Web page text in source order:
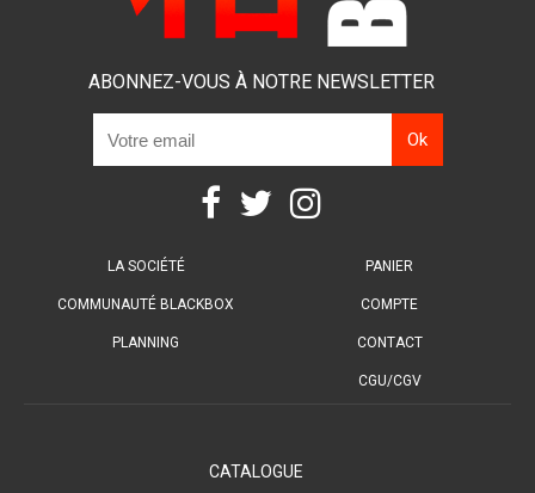
ABONNEZ-VOUS À NOTRE NEWSLETTER
LA SOCIÉTÉ
COMMUNAUTÉ BLACKBOX
PLANNING
PANIER
COMPTE
CONTACT
CGU/CGV
CATALOGUE